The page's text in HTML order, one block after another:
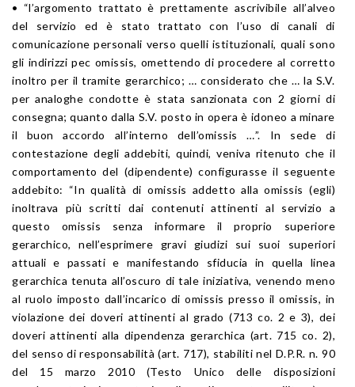
• “l’argomento trattato è prettamente ascrivibile all’alveo
del servizio ed è stato trattato con l’uso di canali di
comunicazione personali verso quelli istituzionali, quali sono
gli indirizzi pec omissis, omettendo di procedere al corretto
inoltro per il tramite gerarchico; … considerato che … la S.V.
per analoghe condotte è stata sanzionata con 2 giorni di
consegna; quanto dalla S.V. posto in opera è idoneo a minare
il buon accordo all’interno dell’omissis …”. In sede di
contestazione degli addebiti, quindi, veniva ritenuto che il
comportamento del (dipendente) configurasse il seguente
addebito: “In qualità di omissis addetto alla omissis (egli)
inoltrava più scritti dai contenuti attinenti al servizio a
questo omissis senza informare il proprio superiore
gerarchico, nell’esprimere gravi giudizi sui suoi superiori
attuali e passati e manifestando sfiducia in quella linea
gerarchica tenuta all’oscuro di tale iniziativa, venendo meno
al ruolo imposto dall’incarico di omissis presso il omissis, in
violazione dei doveri attinenti al grado (713 co. 2 e 3), dei
doveri attinenti alla dipendenza gerarchica (art. 715 co. 2),
del senso di responsabilità (art. 717), stabiliti nel D.P.R. n. 90
del 15 marzo 2010 (Testo Unico delle disposizioni